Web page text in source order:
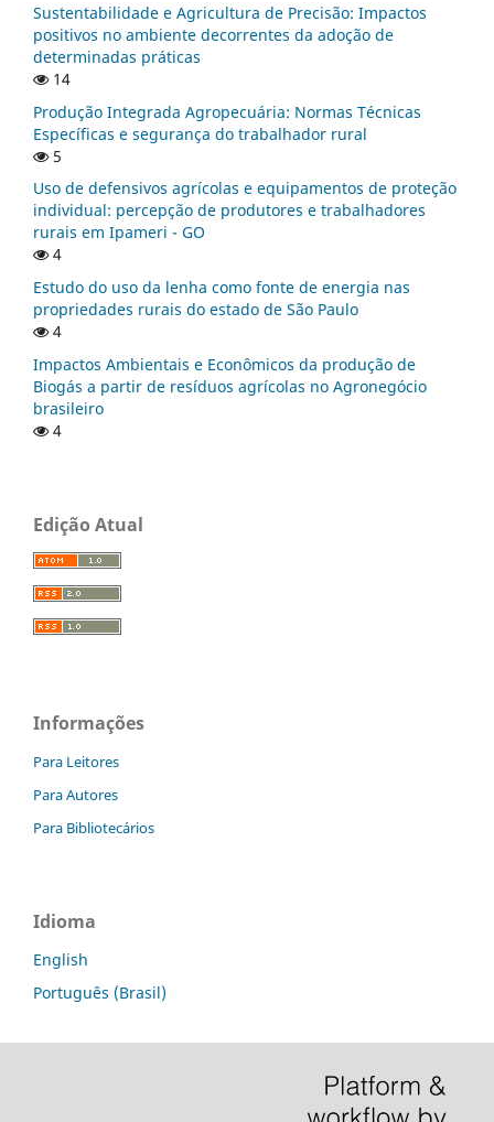
Sustentabilidade e Agricultura de Precisão: Impactos
positivos no ambiente decorrentes da adoção de
determinadas práticas
14
Produção Integrada Agropecuária: Normas Técnicas
Específicas e segurança do trabalhador rural
5
Uso de defensivos agrícolas e equipamentos de proteção
individual: percepção de produtores e trabalhadores
rurais em Ipameri - GO
4
Estudo do uso da lenha como fonte de energia nas
propriedades rurais do estado de São Paulo
4
Impactos Ambientais e Econômicos da produção de
Biogás a partir de resíduos agrícolas no Agronegócio
brasileiro
4
Edição Atual
Informações
Para Leitores
Para Autores
Para Bibliotecários
Idioma
English
Português (Brasil)